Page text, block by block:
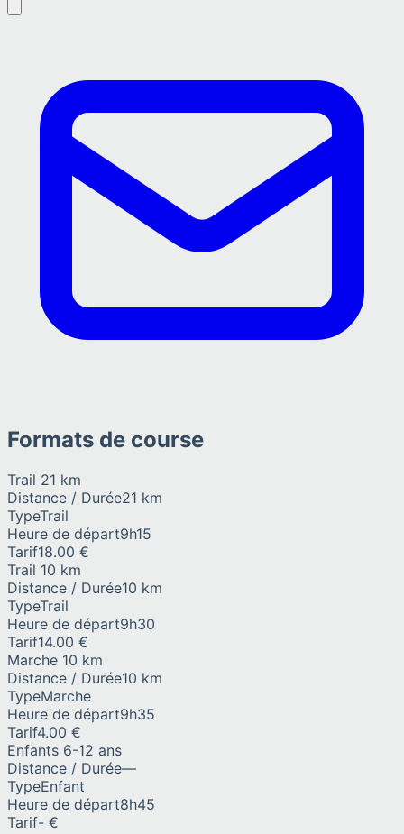
Formats de course
Trail 21 km
Distance / Durée21 km
TypeTrail
Heure de départ9h15
Tarif18.00 €
Trail 10 km
Distance / Durée10 km
TypeTrail
Heure de départ9h30
Tarif14.00 €
Marche 10 km
Distance / Durée10 km
TypeMarche
Heure de départ9h35
Tarif4.00 €
Enfants 6-12 ans
Distance / Durée—
TypeEnfant
Heure de départ8h45
Tarif- €